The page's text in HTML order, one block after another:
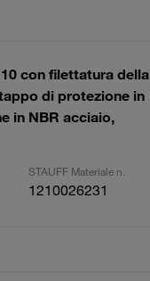
con filettatura della
di protezione in
in NBR acciaio,
STAUFF Materiale n.
1210026231